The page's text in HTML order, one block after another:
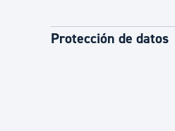
Protección de datos